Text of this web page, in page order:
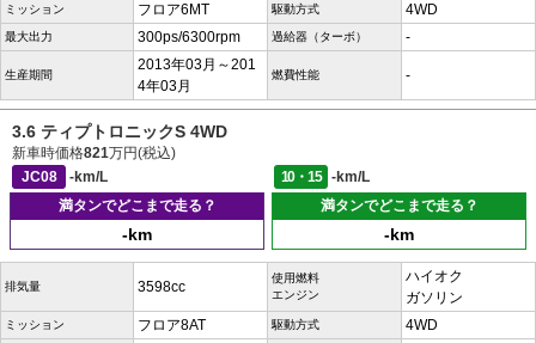
ミッション フロア6MT 駆動方式 4WD
最大出力 300ps/6300rpm 過給器（ターボ） -
生産期間
2013年03月～201
4年03月
燃費性能 -
3.6 ティプトロニックS 4WD
新車時価格821万円(税込)
JC08
-km/L 10・15
-km/L
満タンでどこまで走る？
-km
満タンでどこまで走る？
-km
排気量 3598cc
使用燃料
エンジン
ハイオク
ガソリン
ミッション フロア8AT 駆動方式 4WD